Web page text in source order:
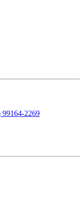
99164-2269